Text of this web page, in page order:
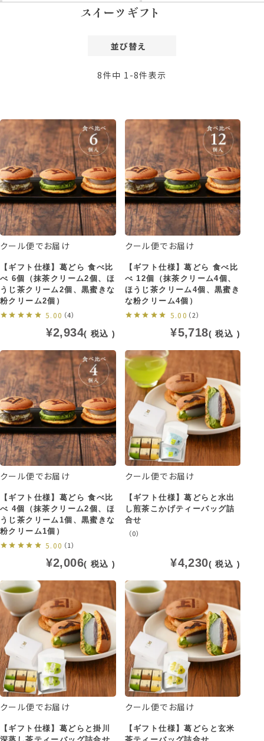
スイーツギフト
並び替え
価格が高い順
8件中 1 -8件表示
クール便でお届け
【ギフト仕様】葛どら 食べ比
べ 6個（抹茶クリーム2個、ほ
うじ茶クリーム2個、黒蜜きな
粉クリーム2個）
5.00 （4）
¥2,934 税込
クール便でお届け
【ギフト仕様】葛どら 食べ比
べ 12個（抹茶クリーム4個、
ほうじ茶クリーム4個、黒蜜き
な粉クリーム4個）
5.00 （2）
¥5,718 税込
クール便でお届け
【ギフト仕様】葛どら 食べ比
べ 4個（抹茶クリーム2個、ほ
うじ茶クリーム1個、黒蜜きな
粉クリーム1個）
5.00 （1）
¥2,006 税込
クール便でお届け
【ギフト仕様】葛どらと水出
し煎茶こかげティーバッグ詰
合せ
（0）
¥4,230 税込
クール便でお届け
【ギフト仕様】葛どらと掛川
クール便でお届け
【ギフト仕様】葛どらと玄米